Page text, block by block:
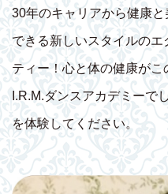
30年のキャリアから健康
できる新しいスタイルの
ティー！心と体の健康が
I.R.M.ダンスアカデミーで
を体験してください。